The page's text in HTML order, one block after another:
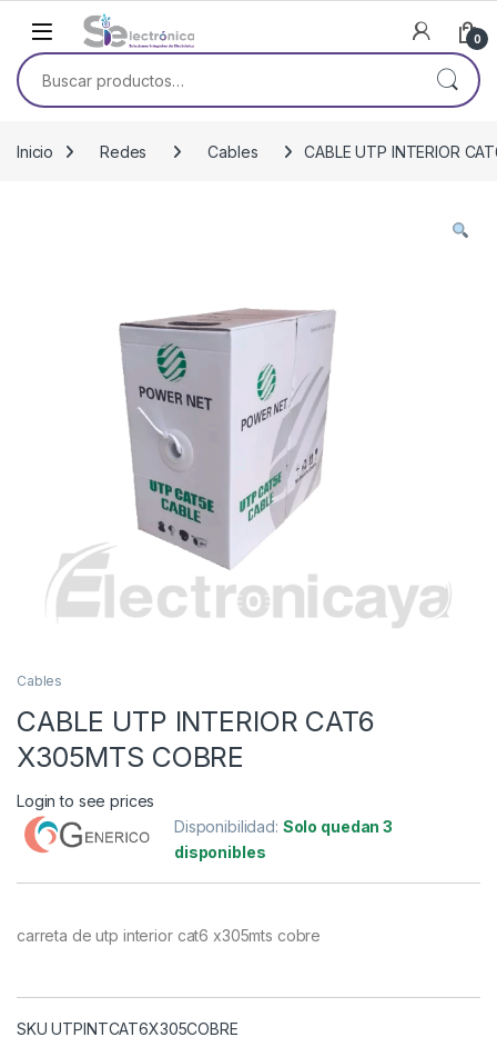
Skip to navigation
Skip to content
0
Buscar por:
Inicio Redes Cables CABLE UTP INTERIOR
Cables
CABLE UTP INTERIOR CAT6
X305MTS COBRE
Login to see prices
Disponibilidad: Solo quedan 3
disponibles
carreta de utp interior cat6 x305mts cobre
SKU UTPINTCAT6X305COBRE